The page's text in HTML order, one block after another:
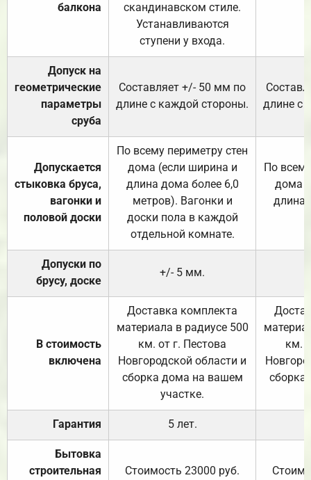
балкона
скандинавском стиле.
Устанавливаются
ступени у входа.
Допуск на
геометрические
параметры
сруба
Составляет +/- 50 мм по
длине с каждой стороны.
длине с
Допускается
стыковка бруса,
вагонки и
половой доски
По всему периметру стен
дома (если ширина и
длина дома более 6,0
метров). Вагонки и
доски пола в каждой
отдельной комнате.
По
дома
длина
Допуски по
брусу, доске
+/- 5 мм.
В стоимость
включена
Доставка комплекта
материала в радиусе 500
км. от г. Пестова
Новгородской области и
сборка дома на вашем
участке.
км.
Гарантия 5 лет.
Бытовка
строительная
Стоимость 23000 руб.